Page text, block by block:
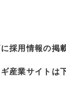
採用情報の掲
産業サイトは